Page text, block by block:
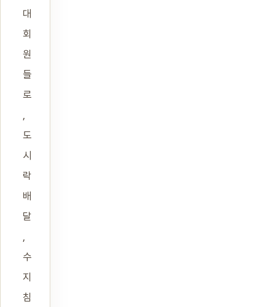
대
회
원
들
로
도
시
락
배
달
수
지
침